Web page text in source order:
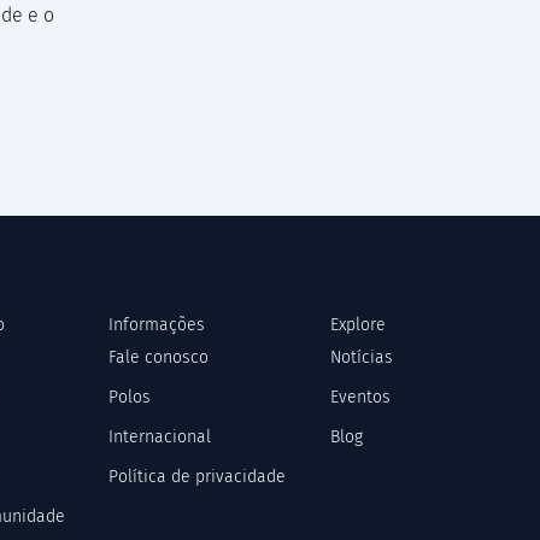
e o
Informações
Fale conosco
Polos
Internacional
Política de privacidade
Explore
Notícias
Eventos
Blog